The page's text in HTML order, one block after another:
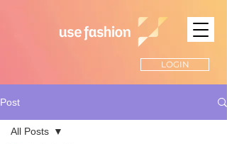
LOGIN
Post
All Posts